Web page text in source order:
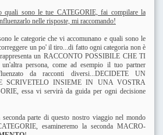
quali sono le tue CATEGORIE, fai compilare la
nelle risposte, mi raccomando!
le categorie che vi accomunano e quali sono le
un po' il tiro...di fatto ogni categoria non è
un RACCONTO POSSIBILE CHE TI
persona, come ad esempio il tuo partner
da racconti diversi...DECIDETE UN
SCRIVETELO INSIEME IN UNA VOSTRA
essa vi servirà da guida per ogni decisione
seconda parte di questo nostro viaggio nel mondo
esamineremo la seconda MACRO-